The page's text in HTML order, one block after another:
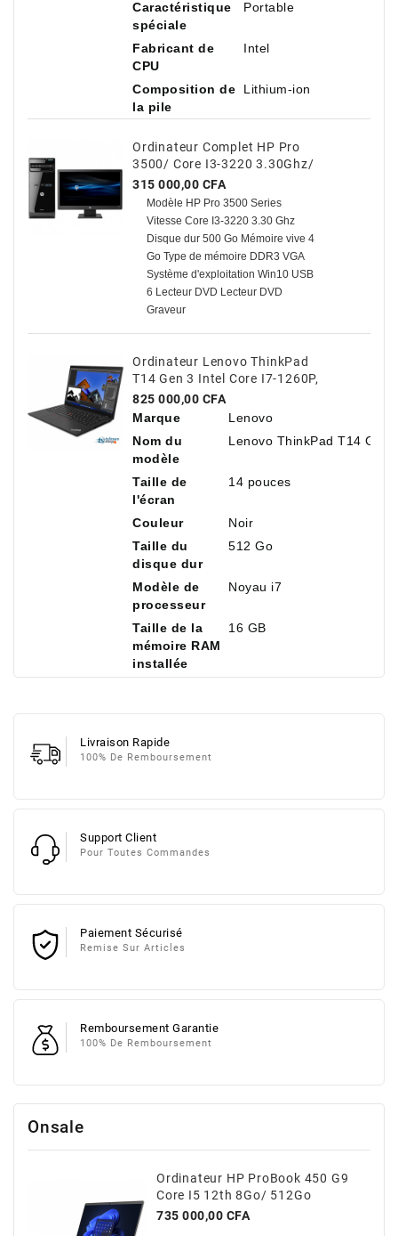
Caractéristique
spéciale
Portable
Fabricant de
CPU
Intel
Composition de
la pile
Lithium-ion
Ordinateur Complet HP Pro
3500/ Core I3-3220 3.30Ghz/
500 Go HDD / 4 Go Avec TVA
Prix
315 000,00 CFA
Modèle HP Pro 3500 Series
Vitesse Core I3-3220 3.30 Ghz
Disque dur 500 Go Mémoire vive 4
Go Type de mémoire DDR3 VGA
Système d'exploitation Win10 USB
6 Lecteur DVD Lecteur DVD
Graveur
Ordinateur Lenovo ThinkPad
T14 Gen 3 Intel Core I7-1260P,
14" Antireflet, 16 Go De RAM,
512 Go De SSD NVMe
Prix
825 000,00 CFA
Marque
Lenovo
Nom du
modèle
Lenovo ThinkPad T14 Gen
Taille de
l'écran
14 pouces
Couleur
Noir
Taille du
disque dur
512 Go
Modèle de
processeur
Noyau i7
Taille de la
mémoire RAM
installée
16 GB
Livraison Rapide
100% De Remboursement
Support Client
Pour Toutes Commandes
Paiement Sécurisé
Remise Sur Articles
Remboursement Garantie
100% De Remboursement
Onsale
Ordinateur HP ProBook 450 G9
Core I5 12th 8Go/ 512Go
Prix
735 000,00 CFA